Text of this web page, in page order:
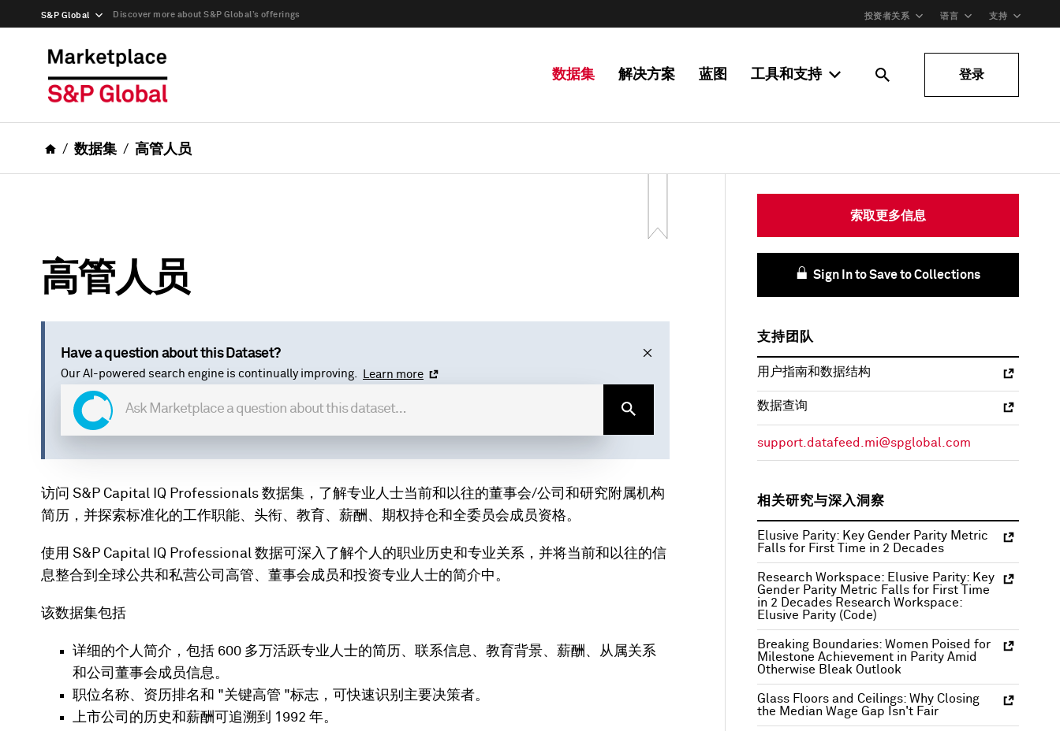
S&P Global Discover more about S&P Global’s offerings 投资者关系 语言 支持
数据集 解决方案 蓝图 工具和支持 登录
数据集 高管人员
高管人员
Have a question about this Dataset?
Our AI-powered search engine is continually improving. Learn more
访问 S&P Capital IQ Professionals 数据集，了解专业人士当前和以往的董事会/公司和研究附属机构
简历，并探索标准化的工作职能、头衔、教育、薪酬、期权持仓和全委员会成员资格。
使用 S&P Capital IQ Professional 数据可深入了解个人的职业历史和专业关系，并将当前和以往的信
息整合到全球公共和私营公司高管、董事会成员和投资专业人士的简介中。
该数据集包括
详细的个人简介，包括 600 多万活跃专业人士的简历、联系信息、教育背景、薪酬、从属关系
和公司董事会成员信息。
职位名称、资历排名和 "关键高管 "标志，可快速识别主要决策者。
上市公司的历史和薪酬可追溯到 1992 年。
索取更多信息
Sign In to Save to Collections
支持团队
用户指南和数据结构
数据查询
support.datafeed.mi@spglobal.com
相关研究与深入洞察
Elusive Parity: Key Gender Parity Metric
Falls for First Time in 2 Decades
Research Workspace: Elusive Parity: Key
Gender Parity Metric Falls for First Time
in 2 Decades Research Workspace:
Elusive Parity (Code)
Breaking Boundaries: Women Poised for
Milestone Achievement in Parity Amid
Otherwise Bleak Outlook
Glass Floors and Ceilings: Why Closing
the Median Wage Gap Isn't Fair